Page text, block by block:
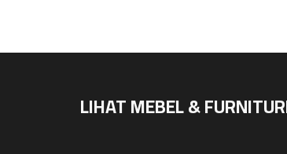
LIHAT MEBEL &